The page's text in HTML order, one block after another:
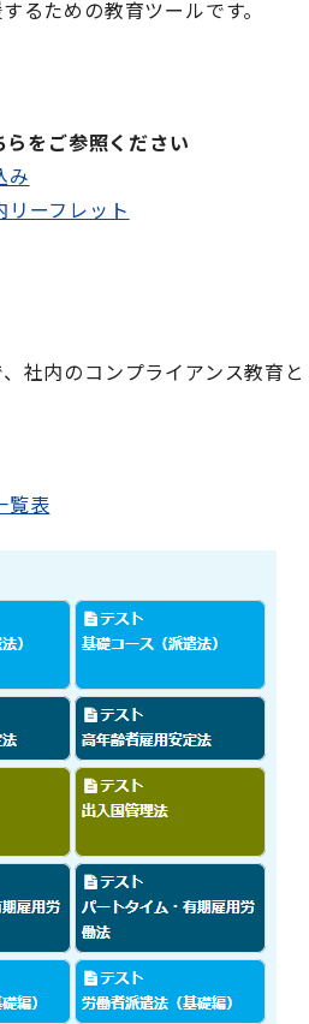
るための教育ツールです。
らをご参照ください
み
リーフレット
社内のコンプライアンス教育と
覧表